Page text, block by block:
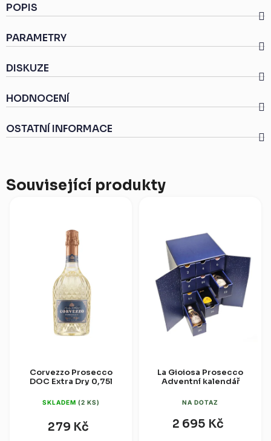
POPIS
PARAMETRY
DISKUZE
HODNOCENÍ
OSTATNÍ INFORMACE
Související produkty
Corvezzo Prosecco
DOC Extra Dry 0,75l
SKLADEM (2 KS)
279 Kč
La Gioiosa Prosecco
Adventní kalendář
NA DOTAZ
2 695 Kč